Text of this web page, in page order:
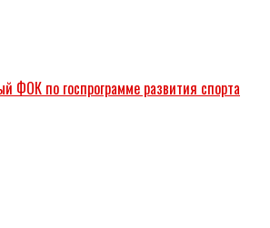
ФОК по госпрограмме развития спорта